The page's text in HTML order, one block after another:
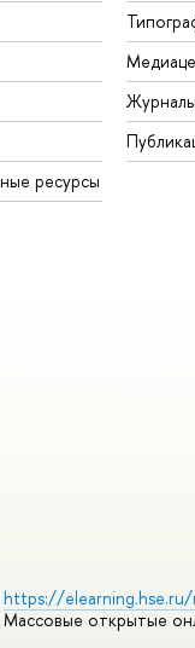
ресурсы
https://
Массовые открытые